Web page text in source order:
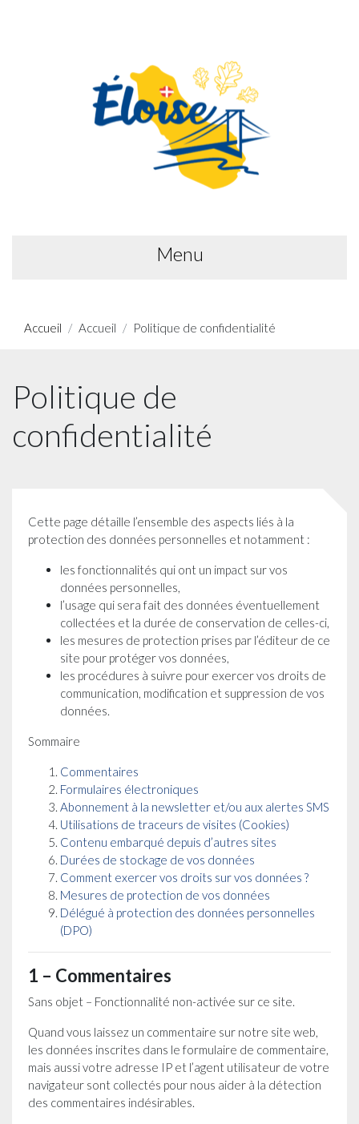
Menu
Accueil Accueil Politique de confidentialité
Politique de
confidentialité
Cette page détaille l’ensemble des aspects liés à la
protection des données personnelles et notamment :
les fonctionnalités qui ont un impact sur vos
données personnelles,
l’usage qui sera fait des données éventuellement
collectées et la durée de conservation de celles-ci,
les mesures de protection prises par l’éditeur de ce
site pour protéger vos données,
les procédures à suivre pour exercer vos droits de
communication, modification et suppression de vos
données.
Sommaire
Commentaires
Formulaires électroniques
Abonnement à la newsletter et/ou aux alertes SMS
Utilisations de traceurs de visites (Cookies)
Contenu embarqué depuis d’autres sites
Durées de stockage de vos données
Comment exercer vos droits sur vos données ?
Mesures de protection de vos données
Délégué à protection des données personnelles
(DPO)
1 – Commentaires
Sans objet – Fonctionnalité non-activée sur ce site.
Quand vous laissez un commentaire sur notre site web,
les données inscrites dans le formulaire de commentaire,
mais aussi votre adresse IP et l’agent utilisateur de votre
navigateur sont collectés pour nous aider à la détection
des commentaires indésirables.